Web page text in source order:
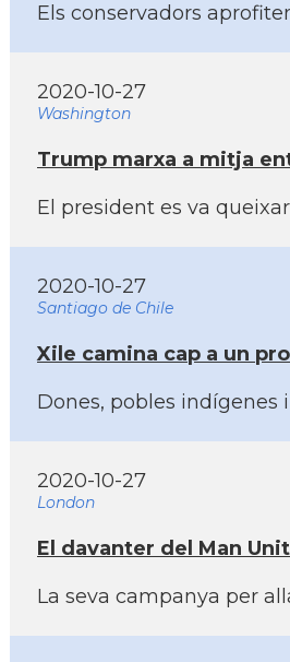
Els conservadors
2020-10-27
Washington
Trump marxa a mitja
El president es va
2020-10-27
Santiago de Chile
Xile camina cap a un
Dones, pobles
2020-10-27
London
El davanter del Man
La seva campanya per